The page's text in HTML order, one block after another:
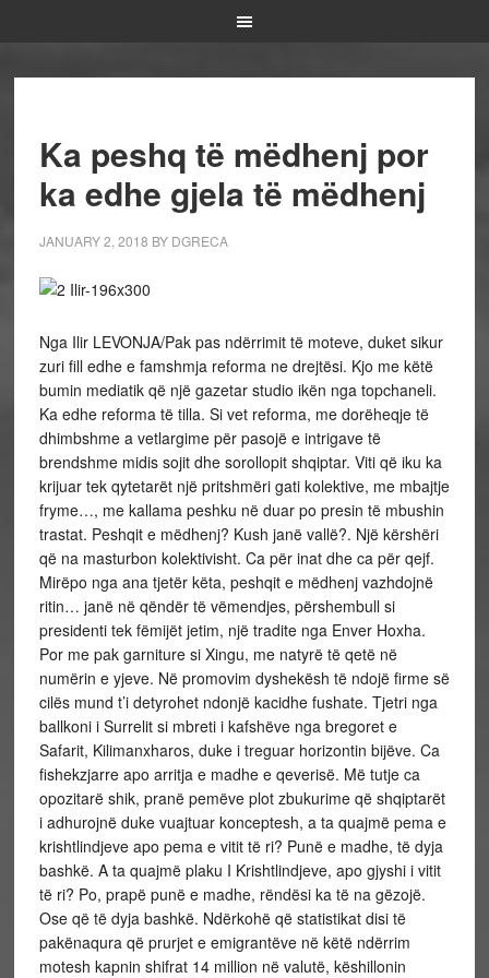
Ka peshq të mëdhenj por
ka edhe gjela të mëdhenj
JANUARY 2, 2018 BY DGRECA
Nga Ilir LEVONJA/Pak pas ndërrimit të moteve, duket sikur
zuri fill edhe e famshmja reforma ne drejtësi. Kjo me këtë
bumin mediatik që një gazetar studio ikën nga topchaneli.
Ka edhe reforma të tilla. Si vet reforma, me dorëheqje të
dhimbshme a vetlargime për pasojë e intrigave të
brendshme midis sojit dhe sorollopit shqiptar. Viti që iku ka
krijuar tek qytetarët një pritshmëri gati kolektive, me mbajtje
fryme…, me kallama peshku në duar po presin të mbushin
trastat. Peshqit e mëdhenj? Kush janë vallë?. Një kërshëri
që na masturbon kolektivisht. Ca për inat dhe ca për qejf.
Mirëpo nga ana tjetër këta, peshqit e mëdhenj vazhdojnë
ritin… janë në qëndër të vëmendjes, përshembull si
presidenti tek fëmijët jetim, një tradite nga Enver Hoxha.
Por me pak garniture si Xingu, me natyrë të qetë në
numërin e yjeve. Në promovim dyshekësh të ndojë firme së
cilës mund t’i detyrohet ndonjë kacidhe fushate. Tjetri nga
ballkoni i Surrelit si mbreti i kafshëve nga bregoret e
Safarit, Kilimanxharos, duke i treguar horizontin bijëve. Ca
fishekzjarre apo arritja e madhe e qeverisë. Më tutje ca
opozitarë shik, pranë pemëve plot zbukurime që shqiptarët
i adhurojnë duke vuajtuar konceptesh, a ta quajmë pema e
krishtlindjeve apo pema e vitit të ri? Punë e madhe, të dyja
bashkë. A ta quajmë plaku I Krishtlindjeve, apo gjyshi i vitit
të ri? Po, prapë punë e madhe, rëndësi ka të na gëzojë.
Ose që të dyja bashkë. Ndërkohë që statistikat disi të
pakënaqura që prurjet e emigrantëve në këtë ndërrim
motesh kapnin shifrat 14 million në valutë, këshillonin